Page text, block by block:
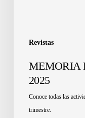
Revistas
MEMORIA
2025
Conoce todas las
trimestre.